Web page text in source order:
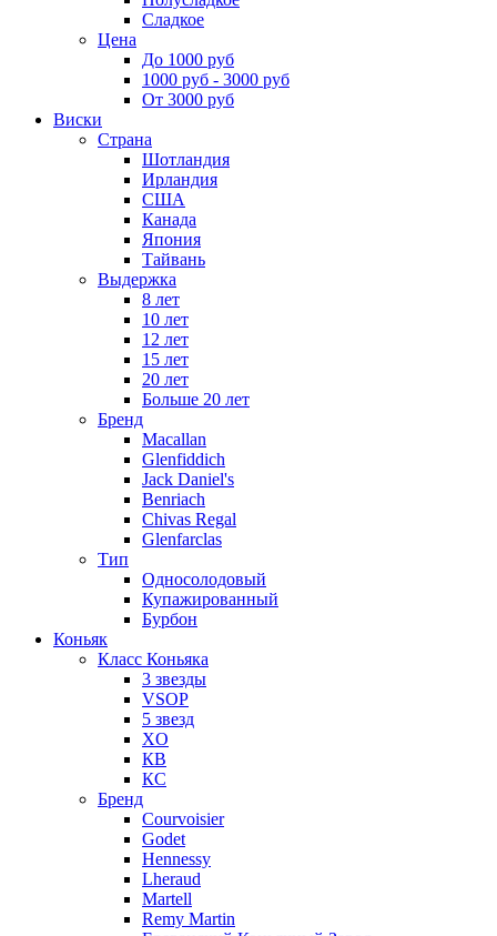
Сладкое
Цена
До 1000 руб
1000 руб - 3000 руб
От 3000 руб
Виски
Страна
Шотландия
Ирландия
США
Канада
Япония
Тайвань
Выдержка
8 лет
10 лет
12 лет
15 лет
20 лет
Больше 20 лет
Бренд
Macallan
Glenfiddich
Jack Daniel's
Benriach
Chivas Regal
Glenfarclas
Тип
Односолодовый
Купажированный
Бурбон
Коньяк
Класс Коньяка
3 звезды
VSOP
5 звезд
XO
КВ
КС
Бренд
Courvoisier
Godet
Hennessy
Lheraud
Martell
Remy Martin